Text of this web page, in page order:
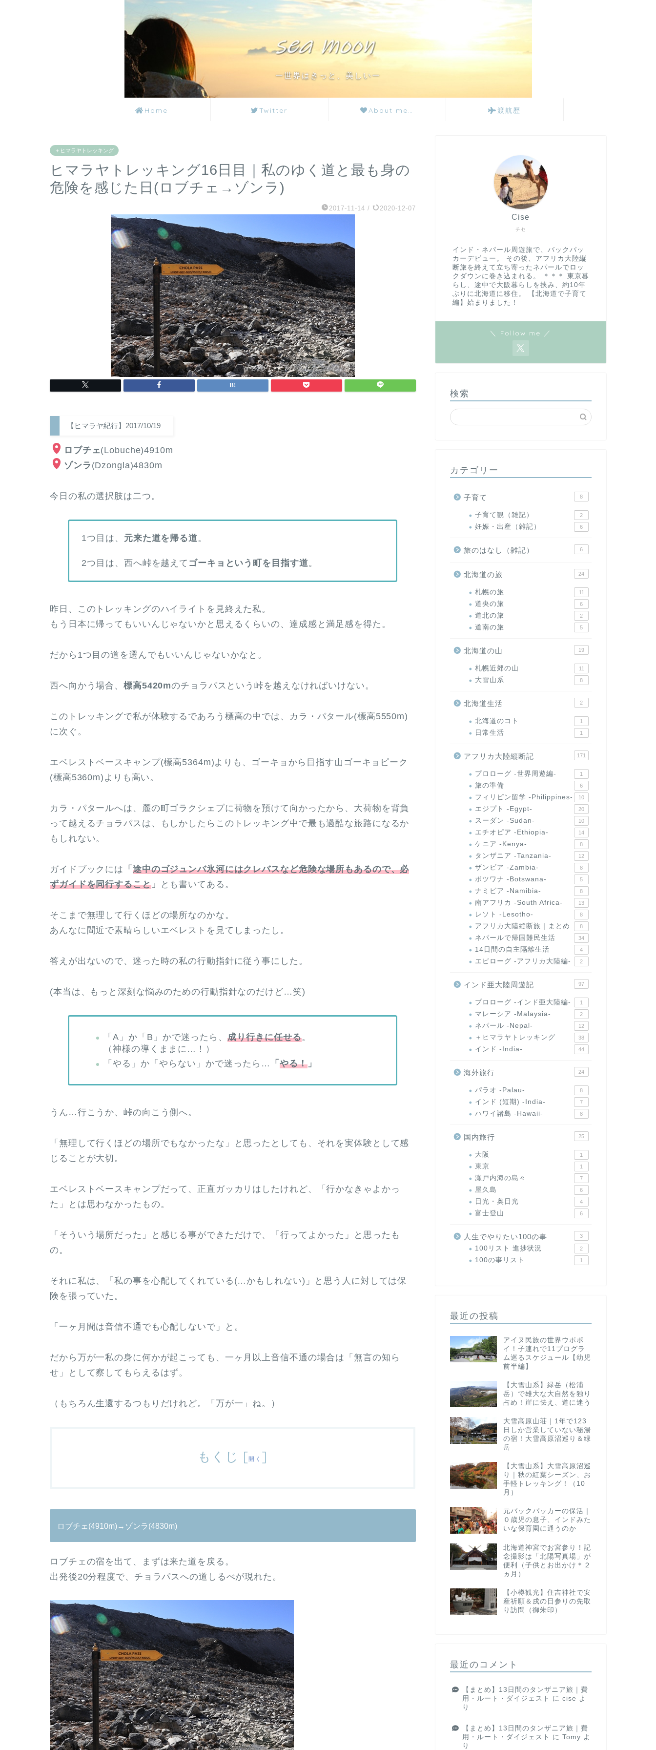
ー世界はきっと、美しいー
Home Twitter About me… 渡航歴
＋ヒマラヤトレッキング
ヒマラヤトレッキング16日目｜私のゆく道と最も身の
危険を感じた日(ロブチェ→ゾンラ)
2017-11-14 / 2020-12-07
【ヒマラヤ紀行】2017/10/19
ロブチェ(Lobuche)4910m
ゾンラ (Dzongla)4830m
今日の私の選択肢は二つ。
1つ目は、 元来た道を帰る道。
2つ目は、西へ峠を越えて ゴーキョという町を目指す道。
昨日、このトレッキングのハイライトを見終えた私。
もう日本に帰ってもいいんじゃないかと思えるくらいの、達成感と満足感を得た。
だから1つ目の道を選んでもいいんじゃないかなと。
西へ向かう場合、標高5420mのチョラパスという峠を越えなければいけない。
このトレッキングで私が体験するであろう標高の中では、カラ・パタール(標高5550m)
に次ぐ。
エベレストベースキャンプ(標高5364m)よりも、ゴーキョから目指す山ゴーキョピーク
(標高5360m)よりも高い。
カラ・パタールへは、麓の町ゴラクシェプに荷物を預けて向かったから、大荷物を背負
って越えるチョラパスは、もしかしたらこのトレッキング中で最も過酷な旅路になるか
もしれない。
ガイドブックには 「 途中のゴジュンバ氷河にはクレバスなど危険な場所もあるので、必
ずガイドを同行すること」 とも書いてある。
そこまで無理して行くほどの場所なのかな。
あんなに間近で素晴らしいエベレストを見てしまったし。
答えが出ないので、迷った時の私の行動指針に従う事にした。
(本当は、もっと深刻な悩みのための行動指針なのだけど…笑)
「A」か「B」かで迷ったら、成り行きに任せる。
（神様の導くままに…！）
「やる」か「やらない」かで迷ったら…
「やる！ 」
うん…行こうか、峠の向こう側へ。
「無理して行くほどの場所でもなかったな」と思ったとしても、それを実体験として感
じることが大切。
エベレストベースキャンプだって、正直ガッカリはしたけれど、「行かなきゃよかっ
た」とは思わなかったもの。
「そういう場所だった」と感じる事ができただけで、「行ってよかった」と思ったも
の。
それに私は、「私の事を心配してくれている(…かもしれない)」と思う人に対しては保
険を張っていた。
「一ヶ月間は音信不通でも心配しないで」と。
だから万が一私の身に何かが起こっても、一ヶ月以上音信不通の場合は「無言の知ら
せ」として察してもらえるはず。
（もちろん生還するつもりだけれど。「万が一」ね。）
もくじ [開く ]
ロブチェ(4910m)→ゾンラ(4830m)
ロブチェの宿を出て、まずは来た道を戻る。
出発後20分程度で、チョラパスへの道しるべが現れた。
チセ
Cise
インド・ネパール周遊旅で、バックパッ
カーデビュー。 その後、アフリカ大陸縦
断旅を終えて立ち寄ったネパールでロッ
クダウンに巻き込まれる。 ＊＊＊ 東京暮
らし、途中で大阪暮らしを挟み、約10年
ぶりに北海道に移住。 【北海道で子育て
編】始まりました！
＼ Follow me ／
検索
カテゴリー
子育て 8
子育て観（雑記） 2
妊娠・出産（雑記） 6
旅のはなし（雑記） 6
北海道の旅 24
札幌の旅 11
道央の旅 6
道北の旅 2
道南の旅 5
北海道の山 19
札幌近郊の山 11
大雪山系 8
北海道生活 2
北海道のコト 1
日常生活 1
アフリカ大陸縦断記 171
プロローグ -世界周遊編- 1
旅の準備 6
フィリピン留学 -Philippines- 10
エジプト -Egypt- 20
スーダン -Sudan- 10
エチオピア -Ethiopia- 14
ケニア -Kenya- 8
タンザニア -Tanzania- 12
ザンビア -Zambia- 8
ボツワナ -Botswana- 5
ナミビア -Namibia- 8
南アフリカ -South Africa- 13
レソト -Lesotho- 8
アフリカ大陸縦断旅｜まとめ 8
ネパールで帰国難民生活 34
14日間の自主隔離生活 4
エピローグ -アフリカ大陸編- 2
インド亜大陸周遊記 97
プロローグ -インド亜大陸編- 1
マレーシア -Malaysia- 2
ネパール -Nepal- 12
＋ヒマラヤトレッキング 38
インド -India- 44
海外旅行 24
パラオ -Palau- 8
インド (短期) -India- 7
ハワイ諸島 -Hawaii- 8
国内旅行 25
大阪 1
東京 1
瀬戸内海の島々 7
屋久島 6
日光・奥日光 4
富士登山 6
人生でやりたい100の事 3
100リスト 進捗状況 2
100の事リスト 1
最近の投稿
アイヌ民族の世界ウポポ
イ！子連れで11プログラ
ム巡るスケジュール【幼児
前半編】
【大雪山系】緑岳（松浦
岳）で雄大な大自然を独り
占め！崖に怯え、道に迷う
大雪高原山荘｜1年で123
日しか営業していない秘湯
の宿！大雪高原沼巡り＆緑
岳
【大雪山系】大雪高原沼巡
り｜秋の紅葉シーズン、お
手軽トレッキング！（10
月）
元バックパッカーの保活｜
０歳児の息子、インドみた
いな保育園に通うのか
北海道神宮でお宮参り！記
念撮影は「北陽写真場」が
便利（子供とお出かけ＊２
ヵ月）
【小樽観光】住吉神社で安
産祈願＆戌の日参りの先取
り訪問（御朱印）
最近のコメント
【まとめ】13日間のタンザニア旅｜費
用・ルート・ダイジェスト
に cise よ
り
【まとめ】13日間のタンザニア旅｜費
用・ルート・ダイジェスト
に Tomy よ
り